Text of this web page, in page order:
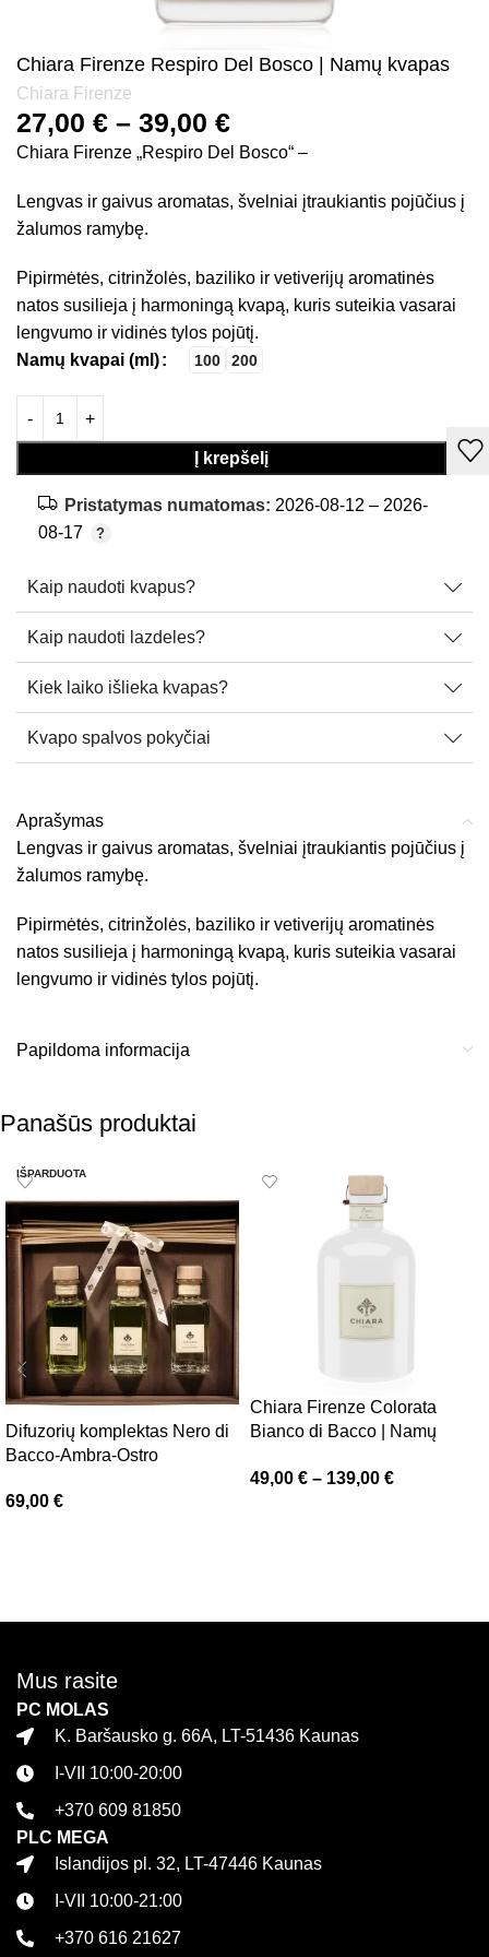
Chiara Firenze Respiro Del Bosco | Namų kvapas
Chiara Firenze
27,00 € – 39,00 €
Chiara Firenze „Respiro Del Bosco“ –
Lengvas ir gaivus aromatas, švelniai įtraukiantis pojūčius į
žalumos ramybę.
Pipirmėtės, citrinžolės, baziliko ir vetiverijų aromatinės
natos susilieja į harmoningą kvapą, kuris suteikia vasarai
lengvumo ir vidinės tylos pojūtį.
Namų kvapai (ml)
100 200
Į krepšelį
Pristatymas numatomas: 2026-08-12 – 2026-
08-17
Kaip naudoti kvapus?
Kaip naudoti lazdeles?
Kiek laiko išlieka kvapas?
Kvapo spalvos pokyčiai
Aprašymas
Lengvas ir gaivus aromatas, švelniai įtraukiantis pojūčius į
žalumos ramybę.
Pipirmėtės, citrinžolės, baziliko ir vetiverijų aromatinės
natos susilieja į harmoningą kvapą, kuris suteikia vasarai
lengvumo ir vidinės tylos pojūtį.
Papildoma informacija
Panašūs produktai
IŠPARDUOTA
Difuzorių komplektas Nero di
Bacco-Ambra-Ostro
69,00 €
Chiara Firenze Colorata
Bianco di Bacco | Namų
49,00 € – 139,00 €
Mus rasite
PC MOLAS
K. Baršausko g. 66A, LT-51436 Kaunas
I-VII 10:00-20:00
+370 609 81850
PLC MEGA
Islandijos pl. 32, LT-47446 Kaunas
I-VII 10:00-21:00
+370 616 21627